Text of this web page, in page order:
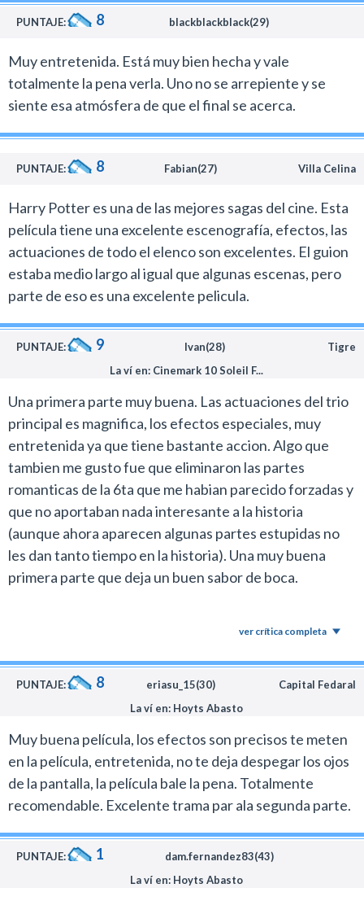
porque el camino que tomó la producción no puede
bajar de calidad y tienen bien en claro como mostrar
todo.
Esta A que le puse no promedia con el resto de las
películas estrenadas este año. Las películas de Potter
en este mundo mágico y trágico, no con las pelis de
Muggles. No se confundan, no me vengan a decir
película…”
Harry Potter y las reliquias de la muerte me transmitió
lo mismo que cuando lei el libro y me mantuvo
pendiente las 2h20 que duró la película. Y también
cuando se puso todo negro en pantalla fui de los que
todo. Pero no había otro mejor lugar para cortarla.
quienes conocen la historia o para los que solo vieron
las películas.
Y que termine todo de una buena vez, así me interno un
fin de semana a ver todas juntas de un tirón.
Las reliquias de la muerte parte 1 es oscura, áspera y
brillante. Suena raro, pero no hay otra forma de
definirla.
PUNTAJE: 8 blackblackblack(29)
Muy entretenida. Está muy bien hecha y vale
totalmente la pena verla. Uno no se arrepiente y se
siente esa atmósfera de que el final se acerca.
PUNTAJE: 8 Fabian(27) Villa Celina
Harry Potter es una de las mejores sagas del cine. Esta
película tiene una excelente escenografía, efectos, las
actuaciones de todo el elenco son excelentes. El guion
estaba medio largo al igual que algunas escenas, pero
parte de eso es una excelente pelicula.
PUNTAJE: 9 Ivan(28)
Tigre
La ví en: Cinemark 10 Soleil F...
Una primera parte muy buena. Las actuaciones del trio
principal es magnifica, los efectos especiales, muy
entretenida ya que tiene bastante accion. Algo que
tambien me gusto fue que eliminaron las partes
romanticas de la 6ta que me habian parecido forzadas y
que no aportaban nada interesante a la historia
(aunque ahora aparecen algunas partes estupidas no
les dan tanto tiempo en la historia). Una muy buena
primera parte que deja un buen sabor de boca.
ver crítica completa
PUNTAJE: 8 eriasu_15(30)
Capital Fedaral
La ví en: Hoyts Abasto
Muy buena película, los efectos son precisos te meten
en la película, entretenida, no te deja despegar los ojos
de la pantalla, la película bale la pena. Totalmente
recomendable. Excelente trama par ala segunda parte.
PUNTAJE: 1
dam.fernandez83(43)
La ví en: Hoyts Abasto